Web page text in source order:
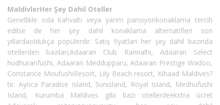
MaldivlerHer Şey Dahil Oteller
Genellikle oda kahvaltı veya yarım pansiyonkonaklama tercih
edilse de her şey dahil konaklama alternatifleri son
yıllardaoldukça popülerdir. Satış fiyatları her şey dahil bazında
otellerden bazıları;Adaaran Club Rannalhi, Adaaran Select
hudhuranfushi, Adaaran Meddupparu, Adaaran Prestige Wadoo,
Constance MoufushiResort, Lily Beach resort, Kihaad Maldives?
tir. Ayrıca Paradise Island, Sunısland, Royal Island, Medhufushi
Island, Kurumba Maldives gibi bazı otellerdeekstra ücret